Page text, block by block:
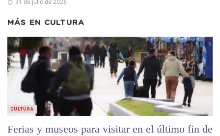
31 de julio de 2026
MÁS EN CULTURA
Ferias y museos para visitar en el último fin de
CULTURA